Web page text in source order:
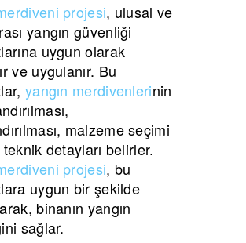
projesi, ulusal ve
yangın güvenliği
uygun olarak
ve uygulanır. Bu
yangın merdivenlerinin
malzeme seçimi
detayları belirler.
projesi, bu
uygun bir şekilde
binanın yangın
sağlar.